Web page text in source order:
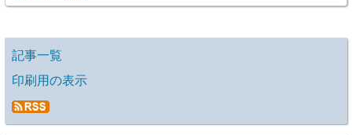
記事一覧
印刷用の表示